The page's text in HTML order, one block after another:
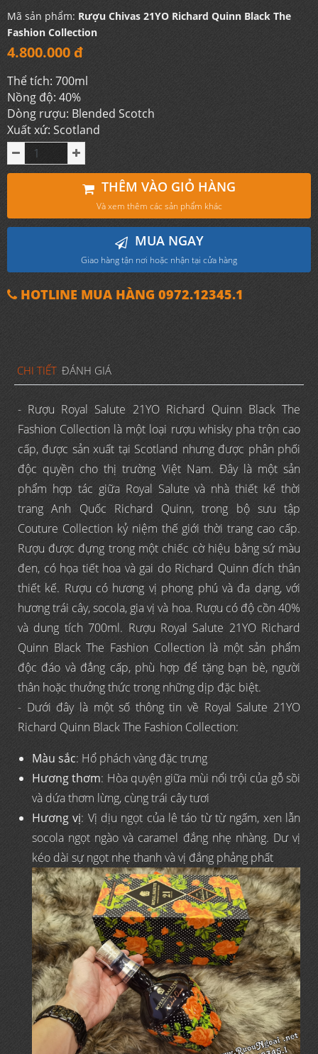
Mã sản phẩm: Rượu Chivas 21YO Richard Quinn Black The
Fashion Collection
4.800.000 đ
Thể tích: 700ml
Nồng độ: 40%
Dòng rượu: Blended Scotch
Xuất xứ: Scotland
THÊM VÀO GIỎ HÀNG
Và xem thêm các sản phẩm khác
MUA NGAY
Giao hàng tận nơi hoặc nhận tại cửa hàng
HOTLINE MUA HÀNG 0972.12345.1
CHI TIẾT ĐÁNH GIÁ
- Rượu Royal Salute 21YO Richard Quinn Black The
Fashion Collection là một loại rượu whisky pha trộn cao
cấp, được sản xuất tại Scotland nhưng được phân phối
độc quyền cho thị trường Việt Nam. Đây là một sản
phẩm hợp tác giữa Royal Salute và nhà thiết kế thời
trang Anh Quốc Richard Quinn, trong bộ sưu tập
Couture Collection kỷ niệm thế giới thời trang cao cấp.
Rượu được đựng trong một chiếc cờ hiệu bằng sứ màu
đen, có họa tiết hoa và gai do Richard Quinn đích thân
thiết kế. Rượu có hương vị phong phú và đa dạng, với
hương trái cây, socola, gia vị và hoa. Rượu có độ cồn 40%
và dung tích 700ml. Rượu Royal Salute 21YO Richard
Quinn Black The Fashion Collection là một sản phẩm
độc đáo và đẳng cấp, phù hợp để tặng bạn bè, người
thân hoặc thưởng thức trong những dịp đặc biệt.
- Dưới đây là một số thông tin về Royal Salute 21YO
Richard Quinn Black The Fashion Collection:
Màu sắc: Hổ phách vàng đặc trưng
Hương thơm: Hòa quyện giữa mùi nổi trội của gỗ sồi
và dứa thơm lừng, cùng trái cây tươi
Hương vị: Vị dịu ngọt của lê táo từ từ ngấm, xen lẫn
socola ngọt ngào và caramel đắng nhẹ nhàng. Dư vị
kéo dài sự ngọt nhẹ thanh và vị đắng phảng phất